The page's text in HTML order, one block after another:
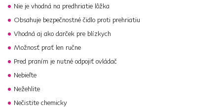
Nie je vhodná na predhriatie lôžka
Obsahuje bezpečnostné čidlo proti prehriatiu
Vhodná aj ako darček pre blízkych
Možnosť prať len ručne
Pred praním je nutné odpojiť ovládač
Nebieľte
Nežehlite
Nečistite chemicky